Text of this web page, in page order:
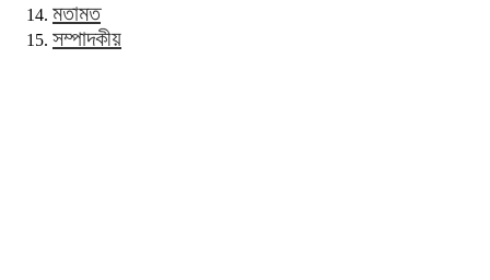
মতামত
সম্পাদকীয়